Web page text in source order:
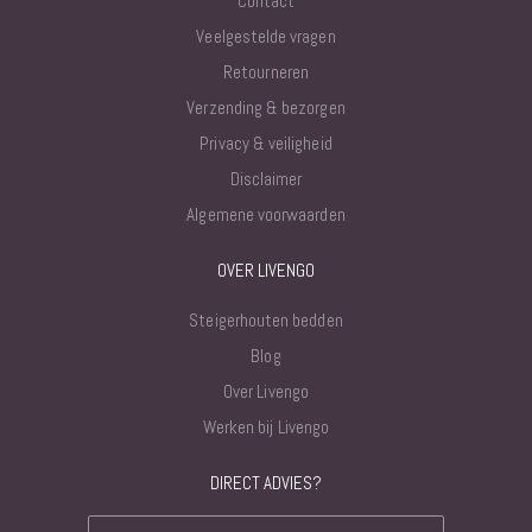
Veelgestelde vragen
Retourneren
Verzending & bezorgen
Privacy & veiligheid
Disclaimer
Algemene voorwaarden
OVER LIVENGO
Steigerhouten bedden
Blog
Over Livengo
Werken bij Livengo
DIRECT ADVIES?